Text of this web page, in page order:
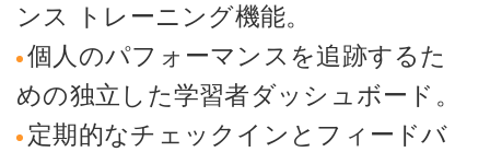
ンス トレーニング機能。
個人のパフォーマンスを追跡するた
めの独立した学習者ダッシュボード。
定期的なチェックインとフィードバ